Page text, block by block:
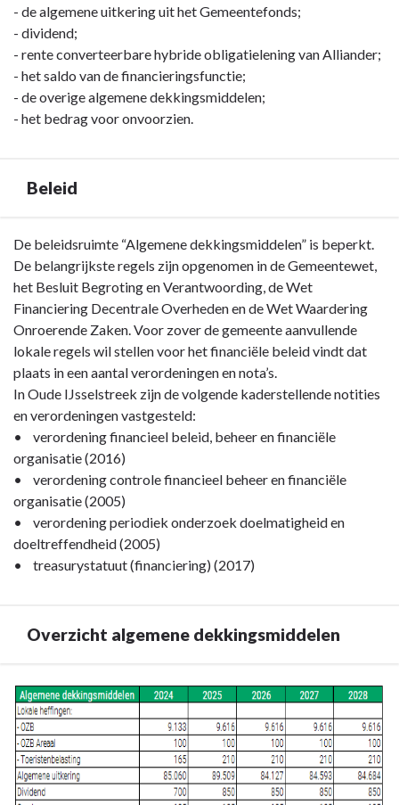
Algemene
dekkingsmiddelen
Inleiding
- de algemene uitkering uit het Gemeentefonds;
- dividend;
- rente converteerbare hybride obligatielening van Alliander;
- het saldo van de financieringsfunctie;
- de overige algemene dekkingsmiddelen;
- het bedrag voor onvoorzien.
Beleid
Terug
naar
navigatie
Algemene
dekkingsmiddelen
Beleid
De beleidsruimte “Algemene dekkingsmiddelen” is beperkt.
De belangrijkste regels zijn opgenomen in de Gemeentewet,
het Besluit Begroting en Verantwoording, de Wet
Financiering Decentrale Overheden en de Wet Waardering
Onroerende Zaken. Voor zover de gemeente aanvullende
lokale regels wil stellen voor het financiële beleid vindt dat
plaats in een aantal verordeningen en nota’s.
In Oude IJsselstreek zijn de volgende kaderstellende notities
en verordeningen vastgesteld:
• verordening financieel beleid, beheer en financiële
organisatie (2016)
• verordening controle financieel beheer en financiële
organisatie (2005)
• verordening periodiek onderzoek doelmatigheid en
doeltreffendheid (2005)
• treasurystatuut (financiering) (2017)
Overzicht algemene dekkingsmiddelen
Terug
naar
navigatie
Algemene
dekkingsmiddelen